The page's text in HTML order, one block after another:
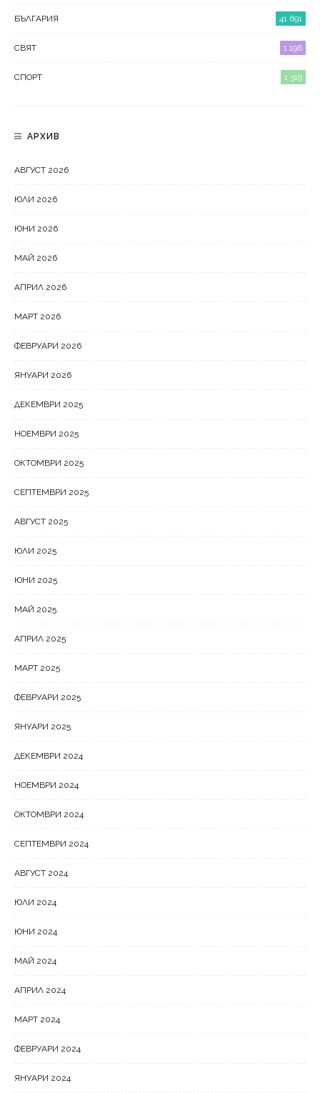
БЪЛГАРИЯ 41 691
СВЯТ 1 196
СПОРТ 1 319
АРХИВ
АВГУСТ 2026
ЮЛИ 2026
ЮНИ 2026
МАЙ 2026
АПРИЛ 2026
МАРТ 2026
ФЕВРУАРИ 2026
ЯНУАРИ 2026
ДЕКЕМВРИ 2025
НОЕМВРИ 2025
ОКТОМВРИ 2025
СЕПТЕМВРИ 2025
АВГУСТ 2025
ЮЛИ 2025
ЮНИ 2025
МАЙ 2025
АПРИЛ 2025
МАРТ 2025
ФЕВРУАРИ 2025
ЯНУАРИ 2025
ДЕКЕМВРИ 2024
НОЕМВРИ 2024
ОКТОМВРИ 2024
СЕПТЕМВРИ 2024
АВГУСТ 2024
ЮЛИ 2024
ЮНИ 2024
МАЙ 2024
АПРИЛ 2024
МАРТ 2024
ФЕВРУАРИ 2024
ЯНУАРИ 2024